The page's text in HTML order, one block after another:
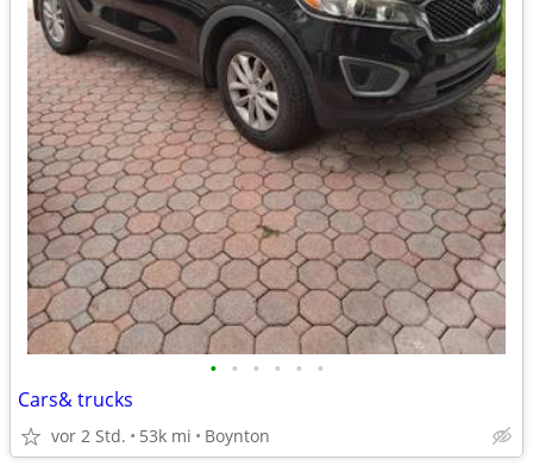
• • • • • •
Cars& trucks
vor 2 Std. 53k mi Boynton